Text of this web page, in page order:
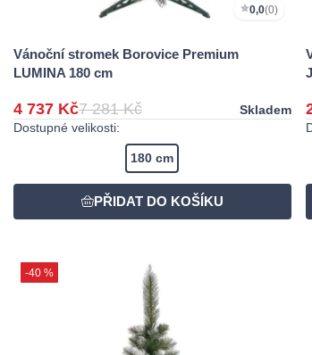
0,0(0)
Vánoční stromek Borovice Premium
LUMINA 180 cm
4 737 Kč7 281 Kč
Skladem
Dostupné velikosti:
180 cm
-40 %